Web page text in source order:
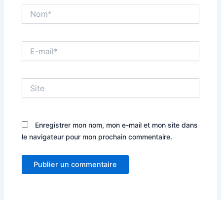
mail*
Enregistrer mon nom, mon e-mail et mon site dans
le navigateur pour mon prochain commentaire.